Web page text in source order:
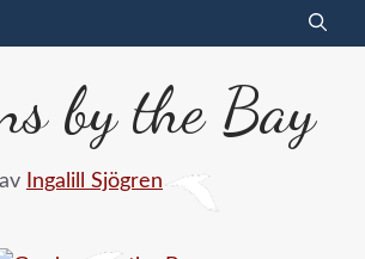
by the Bay
av Ingalill Sjögren